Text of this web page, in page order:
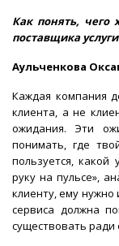
Как понять, чего
поставщика
Аульченкова
Каждая компания
клиента, а не
ожидания. Эти
понимать, где
пользуется,
руку на пульсе»,
клиенту, ему
сервиса должна
существовать ради